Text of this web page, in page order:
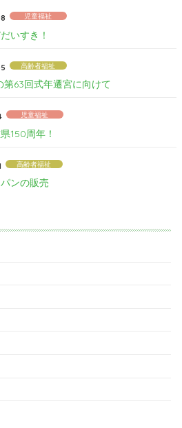
児童福祉
いすき！
高齢者福祉
第63回式年遷宮に向けて
児童福祉
150周年！
高齢者福祉
ンの販売